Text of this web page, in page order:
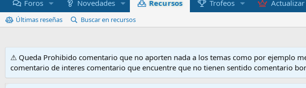
Foros Novedades Recursos Trofeos Actualizar
Últimas reseñas Buscar en recursos
⚠ Queda Prohibido comentario que no aporten nada a los temas como por ejemplo
comentario de interes comentario que encuentre que no tienen sentido comentario